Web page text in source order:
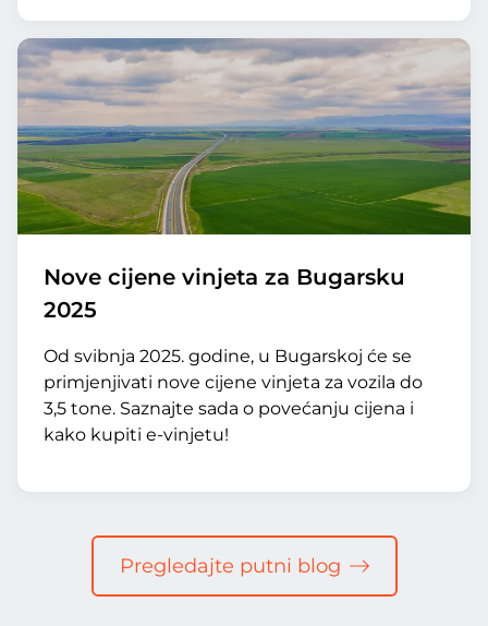
Nove cijene vinjeta za Bugarsku
2025
Od svibnja 2025. godine, u Bugarskoj će se
primjenjivati nove cijene vinjeta za vozila do
3,5 tone. Saznajte sada o povećanju cijena i
kako kupiti e-vinjetu!
Pregledajte putni blog